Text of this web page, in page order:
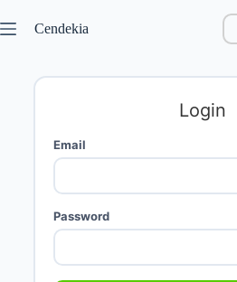
Cendekia
Login
Email
Password